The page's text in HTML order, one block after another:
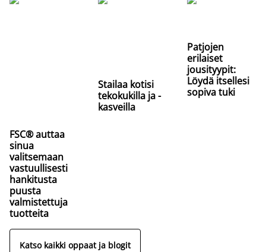
FSC® auttaa
sinua
valitsemaan
vastuullisesti
hankitusta
puusta
valmistettuja
tuotteita
Stailaa kotisi
tekokukilla ja -
kasveilla
Patjojen
erilaiset
jousityypit:
Löydä itsellesi
sopiva tuki
Katso kaikki oppaat ja blogit